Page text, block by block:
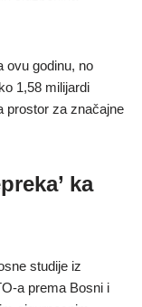
ovu godinu, no
1,58 milijardi
prostor za značajne
ka
studije iz
a prema Bosni i